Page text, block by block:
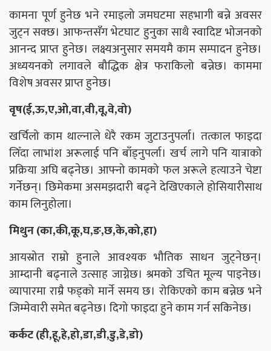
कामना पूर्ण हुनेछ भने रमाइलो जमघटमा सहभागी बन्ने अवसर
जुट्न सक्छ। आफन्तसँग भेटघाट हुनुका साथै स्वादिष्ट भोजनको
आनन्द प्राप्त हुनेछ। लक्ष्यअनुसार समयमै काम सम्पादन हुनेछ।
अध्ययनको लगावले बौद्धिक क्षेत्र फराकिलो बन्नेछ। काममा
विशेष अवसर प्राप्त हुनेछ।
वृष(ई,ऊ,ए,ओ,वा,वी,वू,वे,वो)
खर्चिलो काम थाल्नाले धेरै रकम जुटाउनुपर्ला। तत्काल फाइदा
लिँदा लाभांश अरूलाई पनि बाँड्नुपर्ला। खर्च लागे पनि यात्राको
प्रक्रिया अघि बढ्नेछ। आफ्नो कामको फल अरूले हत्याउने चेष्टा
गर्नेछन्। छिमेकमा असमझदारी बढ्ने देखिएकाले होसियारीसाथ
काम लिनुहोला।
मिथुन (का,की,कू,घ,ङ,छ,के,को,हा)
आयस्रोत राम्रो हुनाले आवश्यक भौतिक साधन जुट्नेछन्।
आम्दानी बढ्नाले उत्साह जाग्नेछ। श्रमको उचित मूल्य पाइनेछ।
व्यापारमा राम्रै फड्को मार्ने समय छ। रोकिएको काम बन्नेछ भने
जिम्मेवारी समेत बढ्नेछ। दिगो फाइदा हुने काम गर्न सकिनेछ।
कर्कट (ही,हू,हे,हो,डा,डी,डु,डे,डो)